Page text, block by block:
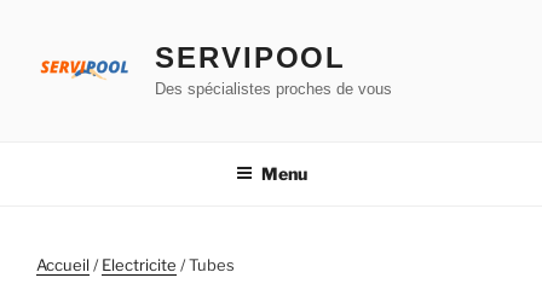
contenu
SERVIPOOL
Des spécialistes proches de vous
Menu
Accueil/Electricite / Tubes